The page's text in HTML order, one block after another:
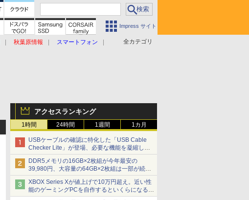
Impress サイト
全カテゴリ
秋葉原情報
スマートフォン
アクセスランキング
1時間 24時間 1週間 1カ月
USBケーブルの確認に特化した「USB Cable
Checker Lite」が登場、必要な機能を凝縮しコ
ンパクトに 7日発売
DDR5メモリの16GB×2枚組が今年最安の
39,980円、大容量の64GB×2枚組は一部が続騰
[8月前半のメモリ価格]
XBOX Series Xが値上げで10万円超え。近い性
能のゲーミングPCを自作するといくらになる？
【石田賀津男の『酒の肴にPCゲーム』】